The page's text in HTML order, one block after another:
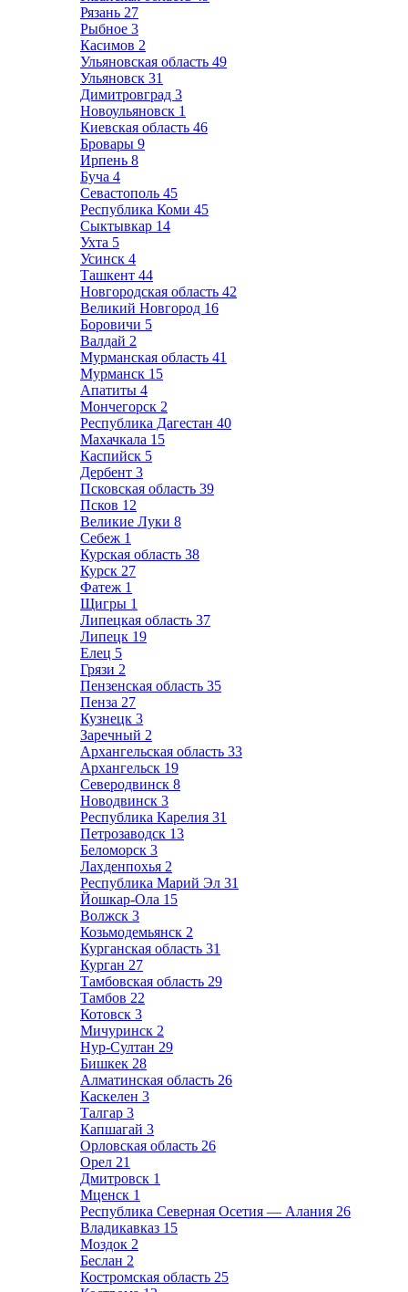
Рязань 27
Рыбное 3
Касимов 2
Ульяновская область 49
Ульяновск 31
Димитровград 3
Новоульяновск 1
Киевская область 46
Бровары 9
Ирпень 8
Буча 4
Севастополь 45
Республика Коми 45
Сыктывкар 14
Ухта 5
Усинск 4
Ташкент 44
Новгородская область 42
Великий Новгород 16
Боровичи 5
Валдай 2
Мурманская область 41
Мурманск 15
Апатиты 4
Мончегорск 2
Республика Дагестан 40
Махачкала 15
Каспийск 5
Дербент 3
Псковская область 39
Псков 12
Великие Луки 8
Себеж 1
Курская область 38
Курск 27
Фатеж 1
Щигры 1
Липецкая область 37
Липецк 19
Елец 5
Грязи 2
Пензенская область 35
Пенза 27
Кузнецк 3
Заречный 2
Архангельская область 33
Архангельск 19
Северодвинск 8
Новодвинск 3
Республика Карелия 31
Петрозаводск 13
Беломорск 3
Лахденпохья 2
Республика Марий Эл 31
Йошкар-Ола 15
Волжск 3
Козьмодемьянск 2
Курганская область 31
Курган 27
Тамбовская область 29
Тамбов 22
Котовск 3
Мичуринск 2
Нур-Султан 29
Бишкек 28
Алматинская область 26
Каскелен 3
Талгар 3
Капшагай 3
Орловская область 26
Орел 21
Дмитровск 1
Мценск 1
Республика Северная Осетия — Алания 26
Владикавказ 15
Моздок 2
Беслан 2
Костромская область 25